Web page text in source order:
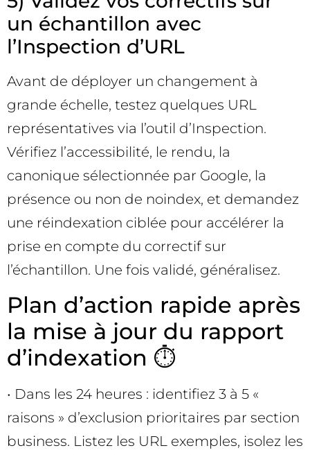
un échantillon avec
l’Inspection d’URL
Avant de déployer un changement à
grande échelle, testez quelques URL
représentatives via l’outil d’Inspection.
Vérifiez l’accessibilité, le rendu, la
canonique sélectionnée par Google, la
présence ou non de noindex, et demandez
une réindexation ciblée pour accélérer la
prise en compte du correctif sur
l’échantillon. Une fois validé, généralisez.
Plan d’action rapide après
la mise à jour du rapport
d’indexation ⏱️
• Dans les 24 heures : identifiez 3 à 5 «
raisons » d’exclusion prioritaires par section
business. Listez les URL exemples, isolez les